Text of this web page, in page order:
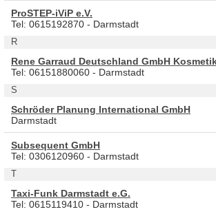
ProSTEP-iViP e.V.
Tel: 0615192870 - Darmstadt
R
Rene Garraud Deutschland GmbH
Tel: 06151880060 - Darmstadt
S
Schröder Planung International GmbH
Darmstadt
Subsequent GmbH
Tel: 0306120960 - Darmstadt
T
Taxi-Funk Darmstadt e.G.
Tel: 0615119410 - Darmstadt